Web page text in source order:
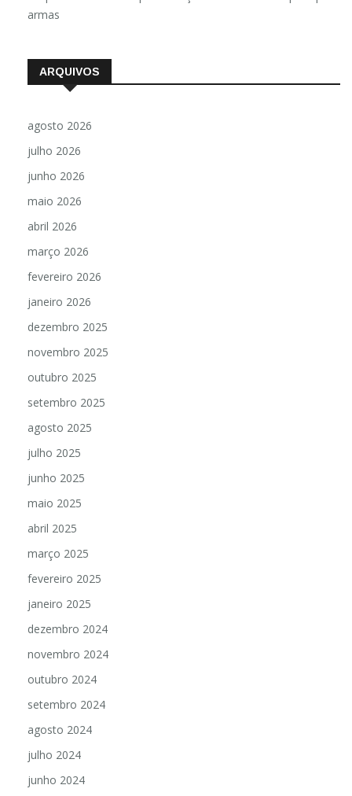
armas
ARQUIVOS
agosto 2026
julho 2026
junho 2026
maio 2026
abril 2026
março 2026
fevereiro 2026
janeiro 2026
dezembro 2025
novembro 2025
outubro 2025
setembro 2025
agosto 2025
julho 2025
junho 2025
maio 2025
abril 2025
março 2025
fevereiro 2025
janeiro 2025
dezembro 2024
novembro 2024
outubro 2024
setembro 2024
agosto 2024
julho 2024
junho 2024